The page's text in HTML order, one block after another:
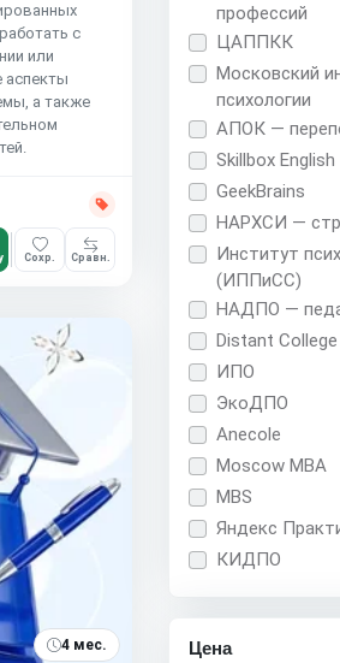
с
или
аспекты
а также
Сохр. Сравн.
4 мес.
профессий
ЦАППКК
Московский
психологии
АПОК —
Skillbox English
GeekBrains
НАРХСИ —
Институт
(ИППиСС)
НАДПО —
Distant College
ИПО
ЭкоДПО
Anecole
Moscow MBA
MBS
Яндекс
КИДПО
Цена